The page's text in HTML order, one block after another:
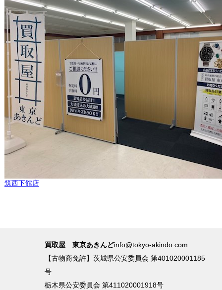
筑西下館店
買取屋 東京あきんどinfo@tokyo-akindo.com
【古物商免許】茨城県公安委員会 第401020001185
号
栃木県公安委員会 第411020001918号